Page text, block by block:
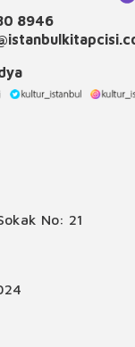
8946
No: 21